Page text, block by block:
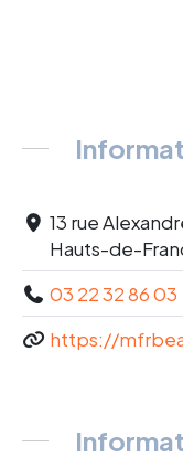
13 rue
Hauts-de-
03 22 32 86 03
https://